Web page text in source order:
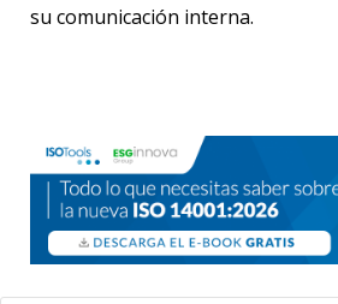
su comunicación interna.